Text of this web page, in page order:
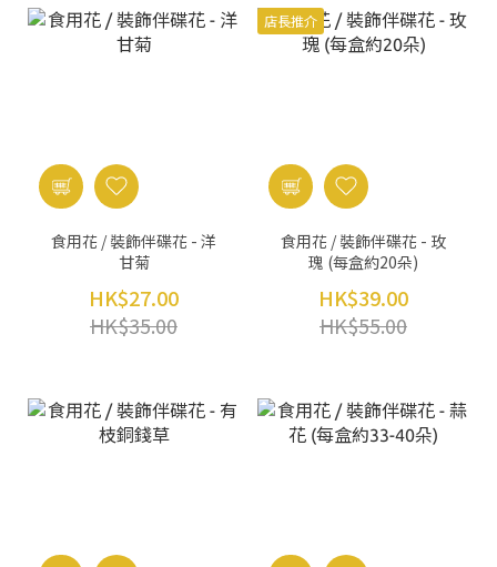
食用花 / 裝飾伴碟花 - 洋
甘菊
HK$27.00
HK$35.00
店長推介
食用花 / 裝飾伴碟花 - 玫
瑰 (每盒約20朵)
HK$39.00
HK$55.00